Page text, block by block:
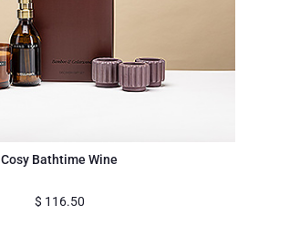
Cosy Bathtime Wine
$ 116.50